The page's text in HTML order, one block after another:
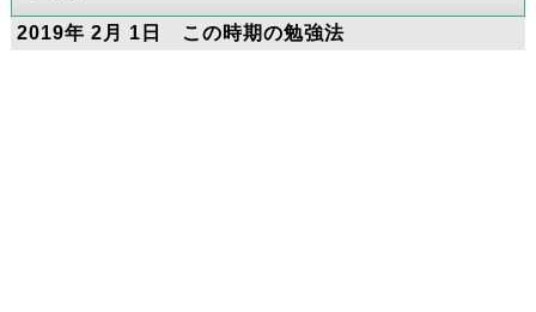
2019年 2月 1日 この時期の勉強法